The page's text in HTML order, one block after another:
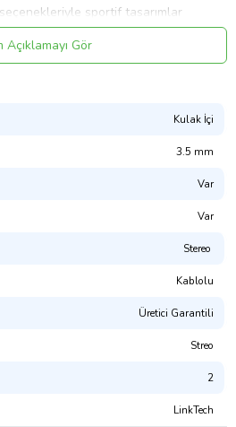
sportif tasarımlar
tam oturur
şekilde ayarlanmış dinamik ses
için 3.5mm AUX ses jakına sahip
konuşma deneyimi için hassas
arasında otomatik geçiş
Açıklamayı Gör
Kulak İçi
3.5 mm
Var
Var
Stereo
Kablolu
Üretici Garantili
Streo
2
LinkTech